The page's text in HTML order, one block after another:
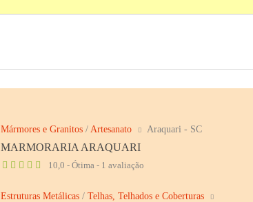
Mármores e Granitos/ Artesanato Araquari - SC
MARMORARIA ARAQUARI
10,0 - Ótima - 1 avaliação
Estruturas Metálicas/ Telhas, Telhados e Coberturas